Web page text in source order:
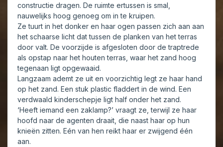
constructie dragen. De ruimte ertussen is smal,
nauwelijks hoog genoeg om in te kruipen.
Ze tuurt in het donker en haar ogen passen zich aan aan
het schaarse licht dat tussen de planken van het terras
door valt. De voorzijde is afgesloten door de traptrede
als opstap naar het houten terras, waar het zand hoog
tegenaan ligt opgewaaid.
Langzaam ademt ze uit en voorzichtig legt ze haar hand
op het zand. Een stuk plastic fladdert in de wind. Een
verdwaald kinderschepje ligt half onder het zand.
‘Heeft iemand een zaklamp?’ vraagt ze, terwijl ze haar
hoofd naar de agenten draait, die naast haar op hun
knieën zitten. Eén van hen reikt haar er zwijgend één
aan.